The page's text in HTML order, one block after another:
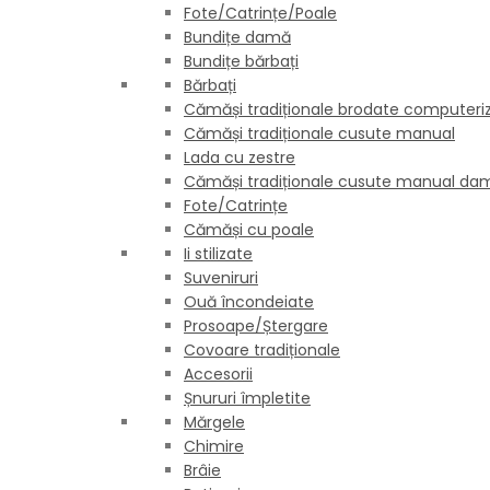
Fote/Catrințe/Poale
Bundițe damă
Bundițe bărbați
Bărbați
Cămăși tradiționale brodate
Cămăși tradiționale cusute manual
Lada cu zestre
Cămăși tradiționale cusute manual
Fote/Catrințe
Cămăși cu poale
Ii stilizate
Suveniruri
Ouă încondeiate
Prosoape/Ștergare
Covoare tradiționale
Accesorii
Șnururi împletite
Mărgele
Chimire
Brâie